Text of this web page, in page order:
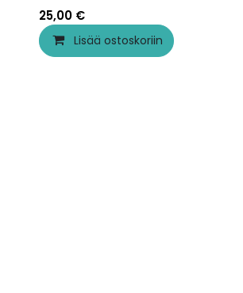
25,00 €
Lisää ostoskoriin